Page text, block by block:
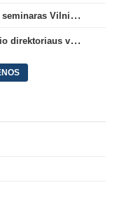
Pradedantiesiems teisėjams – nemokamas seminaras Vilniuje šį penktadienį
K. Rudžionis tęs LFF salės futbolo techninio direktoriaus veiklą